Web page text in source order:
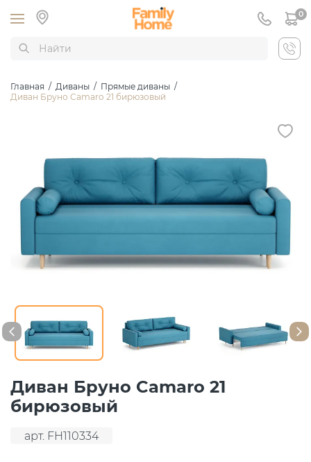
0
Главная / Диваны / Прямые диваны /
Диван Бруно Camaro 21 бирюзовый
Диван Бруно Camaro 21
бирюзовый
арт. FH110334